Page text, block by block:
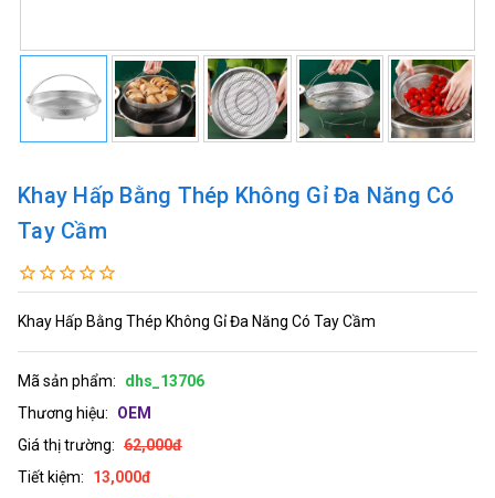
Khay Hấp Bằng Thép Không Gỉ Đa Năng Có
Tay Cầm
Khay Hấp Bằng Thép Không Gỉ Đa Năng Có Tay Cầm
Mã sản phẩm:
dhs_13706
Thương hiệu:
OEM
Giá thị trường: 62,000đ
Tiết kiệm:
13,000đ